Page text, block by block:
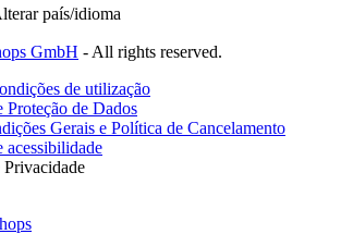
país/idioma
GmbH - All rights reserved.
de utilização
Proteção de Dados
Gerais e Política de Cancelamento
acessibilidade